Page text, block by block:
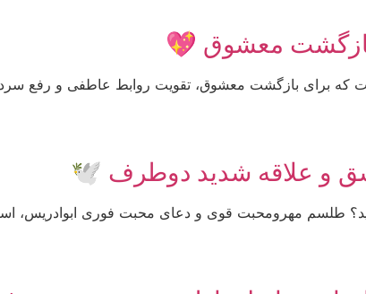
معشوق 💖
که برای بازگشت معشوق، تقویت روابط عاطفی و رفع
و علاقه شدید دوطرف 🕊
طلسم مهرومحبت قوی و دعای محبت فوری ابوادریس،